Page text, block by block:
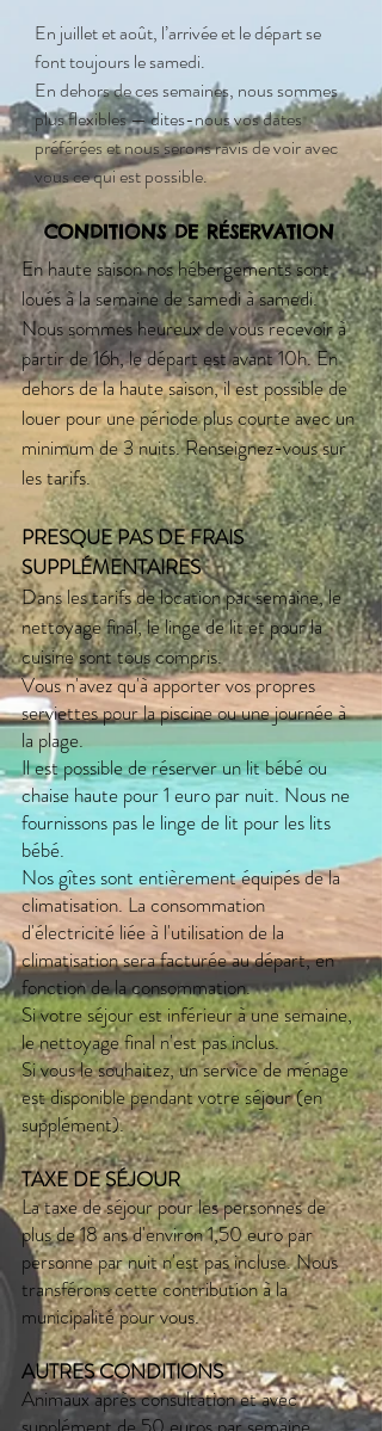
En juillet et août, l’arrivée et le départ se
font toujours le samedi.
En dehors de ces semaines, nous sommes
plus flexibles — dites-nous vos dates
préférées et nous serons ravis de voir avec
vous ce qui est possible.
CONDITIONS DE RÉSERVATION
En haute saison nos hébergements sont
loués à la semaine de samedi à samedi.
Nous sommes heureux de vous recevoir à
partir de 16h, le départ est avant 10h. En
dehors de la haute saison, il est possible de
louer pour une période plus courte avec un
minimum de 3 nuits. Renseignez-vous sur
les tarifs.
PRESQUE PAS DE FRAIS
SUPPLÉMENTAIRES
Dans les tarifs de location par semaine, le
nettoyage final, le linge de lit et pour la
cuisine sont tous compris.
Vous n'avez qu'à apporter vos propres
serviettes pour la piscine ou une journée à
la plage.
Il est possible de réserver un lit bébé ou
chaise haute pour 1 euro par nuit. Nous ne
fournissons pas le linge de lit pour les lits
bébé.
Nos gîtessont entièrement équipés de la
climatisation. La consommation
d'électricité liée à l'utilisation de la
climatisation sera facturée au départ, en
fonction de la consommation.
Si votre séjour est inférieur à une semaine,
le nettoyage final n'est pas inclus.
Si vous le souhaitez, un service de ménage
est disponible pendant votre séjour (en
supplément).
TAXE DE SÉJOUR
La taxe de séjour pour les personnes de
plus de 18 ans d'environ 1,50 euro par
personne par nuit n'est pas incluse. Nous
transférons cette contribution à la
municipalité pour vous.
AUTRES CONDITIONS
Animaux après consultation et avec